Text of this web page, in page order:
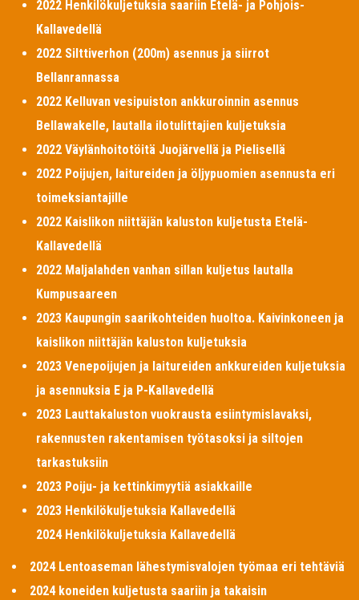
2022 Henkilökuljetuksia saariin Etelä- ja Pohjois-
Kallavedellä
2022 Silttiverhon (200m) asennus ja siirrot
Bellanrannassa
2022 Kelluvan vesipuiston ankkuroinnin asennus
Bellawakelle, lautalla ilotulittajien kuljetuksia
2022 Väylänhoitotöitä Juojärvellä ja Pielisellä
2022 Poijujen, laitureiden ja öljypuomien asennusta eri
toimeksiantajille
2022 Kaislikon niittäjän kaluston kuljetusta Etelä-
Kallavedellä
2022 Maljalahden vanhan sillan kuljetus lautalla
Kumpusaareen
2023 Kaupungin saarikohteiden huoltoa. Kaivinkoneen ja
kaislikon niittäjän kaluston kuljetuksia
2023 Venepoijujen ja laitureiden ankkureiden kuljetuksia
ja asennuksia E ja P-Kallavedellä
2023 Lauttakaluston vuokrausta esiintymislavaksi,
rakennusten rakentamisen työtasoksi ja siltojen
tarkastuksiin
2023 Poiju- ja kettinkimyytiä asiakkaille
2023 Henkilökuljetuksia Kallavedellä
2024 Henkilökuljetuksia Kallavedellä
2024 Lentoaseman lähestymisvalojen työmaa eri tehtäviä
2024 koneiden kuljetusta saariin ja takaisin